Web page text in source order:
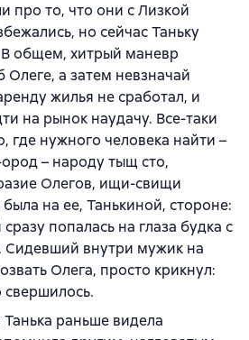
про то, что они с Лизкой
но сейчас Таньку
общем, хитрый маневр
Олеге, а затем невзначай
жилья не сработал, и
на рынок наудачу. Все-таки
где нужного человека найти –
– народу тыщ сто,
Олегов, ищи-свищи
на ее, Танькиной, стороне:
попалась на глаза будка с
Сидевший внутри мужик на
Олега, просто крикнул:
свершилось.
раньше видела